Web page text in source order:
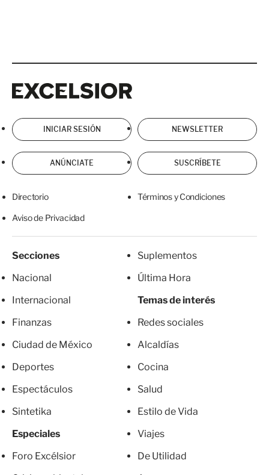
INICIAR SESIÓN NEWSLETTER
ANÚNCIATE SUSCRÍBETE
Directorio Términos y Condiciones
Aviso de Privacidad
Secciones
Nacional
Internacional
Finanzas
Ciudad de México
Deportes
Espectáculos
Sintetika
Especiales
Foro Excélsior
Suplementos
Última Hora
Temas de interés
Redes sociales
Alcaldías
Cocina
Salud
Estilo de Vida
Viajes
De Utilidad